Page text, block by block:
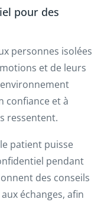
pour des
personnes isolées
et de leurs
confiance et à
ressentent.
patient puisse
pendant
des conseils
échanges, afin